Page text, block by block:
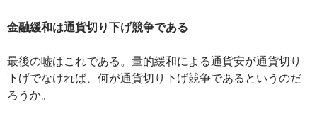
金融緩和は通貨切り下げ競争である
最後の嘘はこれである。量的緩和による通貨安が通貨切り
下げでなければ、何が通貨切り下げ競争であるというのだ
ろうか。